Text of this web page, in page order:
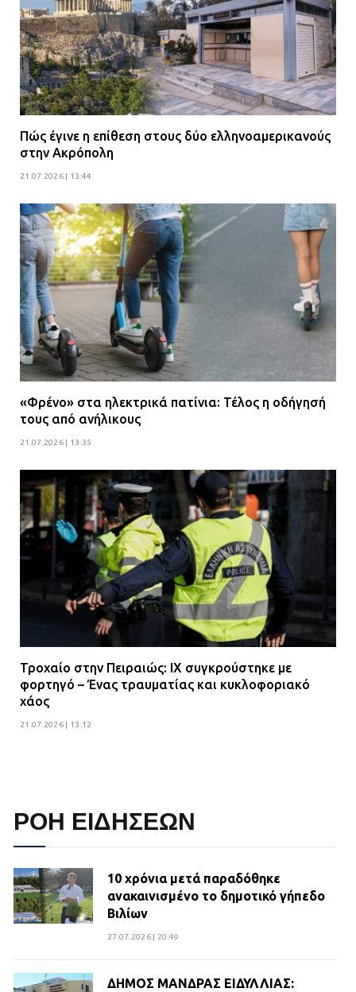
Πώς έγινε η επίθεση στους δύο ελληνοαμερικανούς
στην Ακρόπολη
21.07.2026 | 13:44
«Φρένο» στα ηλεκτρικά πατίνια: Τέλος η οδήγησή
τους από ανήλικους
21.07.2026 | 13:35
Τροχαίο στην Πειραιώς: ΙΧ συγκρούστηκε με
φορτηγό – Ένας τραυματίας και κυκλοφοριακό
χάος
21.07.2026 | 13:12
ΡΟΗ ΕΙΔΗΣΕΩΝ
10 χρόνια μετά παραδόθηκε
ανακαινισμένο το δημοτικό γήπεδο
Βιλίων
27.07.2026 | 20:49
ΔΗΜΟΣ ΜΑΝΔΡΑΣ ΕΙΔΥΛΛΙΑΣ: